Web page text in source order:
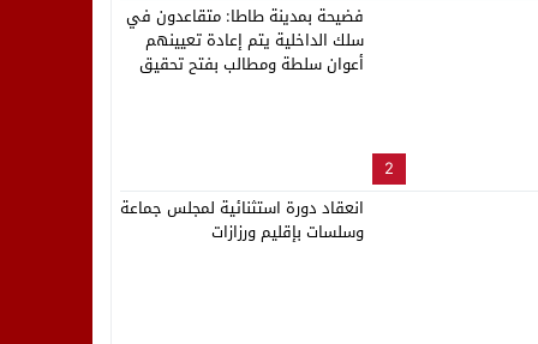
2
فضيحة بمدينة طاطا: متقاعدون في
سلك الداخلية يتم إعادة تعيينهم
أعوان سلطة ومطالب بفتح تحقيق
انعقاد دورة استثنائية لمجلس جماعة
وسلسات بإقليم ورزازات